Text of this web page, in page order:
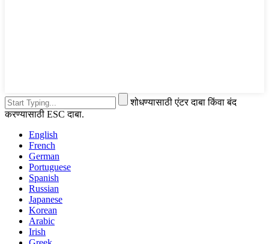
शोधण्यासाठी एंटर दाबा किंवा बंद
करण्यासाठी ESC दाबा.
English
French
German
Portuguese
Spanish
Russian
Japanese
Korean
Arabic
Irish